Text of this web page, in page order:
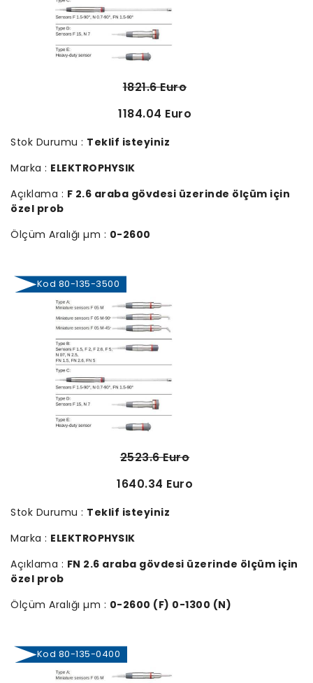
1821.6 Euro
1184.04 Euro
Stok Durumu : Teklif isteyiniz
Marka : ELEKTROPHYSIK
Açıklama : F 2.6 araba gövdesi üzerinde ölçüm için
özel prob
Ölçüm Aralığı µm : 0-2600
Kod 80-135-3500
2523.6 Euro
1640.34 Euro
Stok Durumu : Teklif isteyiniz
Marka : ELEKTROPHYSIK
Açıklama : FN 2.6 araba gövdesi üzerinde ölçüm için
özel prob
Ölçüm Aralığı µm : 0-2600 (F) 0-1300 (N)
Kod 80-135-0400